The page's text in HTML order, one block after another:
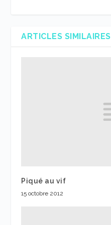
ARTICLES SIMILAIRES
Piqué au vif
15 octobre 2012